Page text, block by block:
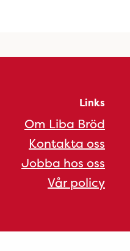
Links
Om Liba Bröd
Kontakta oss
Jobba hos oss
Vår policy